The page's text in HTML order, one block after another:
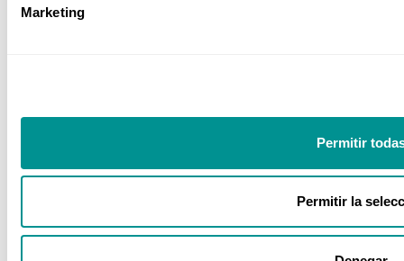
Marketing
Permitir
Permitir la
+35 +480
Ponentes